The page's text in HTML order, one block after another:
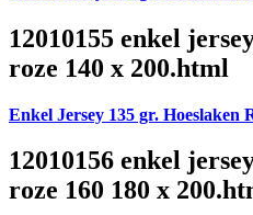
12010155 enkel
roze 140 x 200.html
Enkel Jersey 135 gr. Hoeslaken
12010156 enkel
roze 160 180 x